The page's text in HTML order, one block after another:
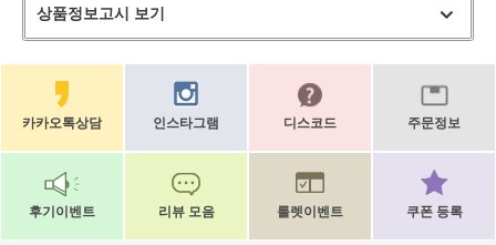
상품정보고시 보기
카카오톡상담 인스타그램 디스코드 주문정보
후기이벤트 리뷰 모음 룰렛이벤트 쿠폰 등록